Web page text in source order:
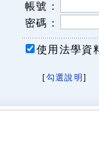
帳號：
密碼：
使用法學資
[勾選說明 ]